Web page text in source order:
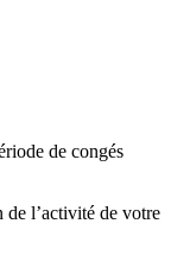
de congés
de l’activité de votre